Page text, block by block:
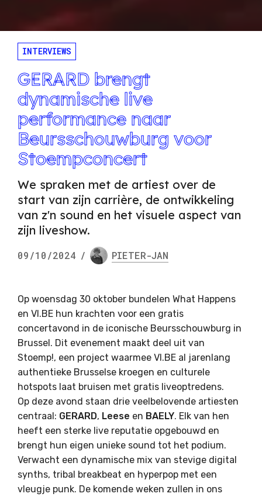
INTERVIEWS
GERARD brengt
dynamische live
performance naar
Beursschouwburg voor
Stoempconcert
We spraken met de artiest over de
start van zijn carrière, de ontwikkeling
van z'n sound en het visuele aspect van
zijn liveshow.
09/10/2024 / PIETER-JAN
Op woensdag 30 oktober bundelen What Happens
en VI.BE hun krachten voor een gratis
concertavond in de iconische Beursschouwburg in
Brussel. Dit evenement maakt deel uit van
Stoemp!, een project waarmee VI.BE al jarenlang
authentieke Brusselse kroegen en culturele
hotspots laat bruisen met gratis liveoptredens.
Op deze avond staan drie veelbelovende artiesten
centraal: GERARD, Leese en BAELY. Elk van hen
heeft een sterke live reputatie opgebouwd en
brengt hun eigen unieke sound tot het podium.
Verwacht een dynamische mix van stevige digital
synths, tribal breakbeat en hyperpop met een
vleugje punk. De komende weken zullen in ons